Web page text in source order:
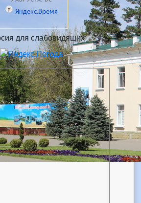
для слабовидящих